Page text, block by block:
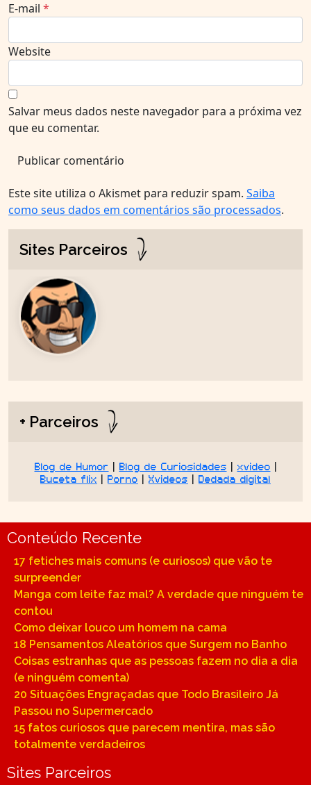
E-mail *
Website
Salvar meus dados neste navegador para a próxima vez
que eu comentar.
Este site utiliza o Akismet para reduzir spam. Saiba
como seus dados em comentários são processados.
Sites Parceiros
+ Parceiros
Blog de Humor | Blog de Curiosidades | xvideo |
Buceta flix | Porno | Xvideos | Dedada digital
Conteúdo Recente
17 fetiches mais comuns (e curiosos) que vão te
surpreender
Manga com leite faz mal? A verdade que ninguém te
contou
Como deixar louco um homem na cama
18 Pensamentos Aleatórios que Surgem no Banho
Coisas estranhas que as pessoas fazem no dia a dia
(e ninguém comenta)
20 Situações Engraçadas que Todo Brasileiro Já
Passou no Supermercado
15 fatos curiosos que parecem mentira, mas são
totalmente verdadeiros
Sites Parceiros